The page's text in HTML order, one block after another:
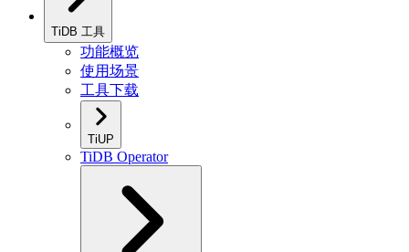
TiDB 工具
功能概览
使用场景
工具下载
TiUP
TiDB Operator